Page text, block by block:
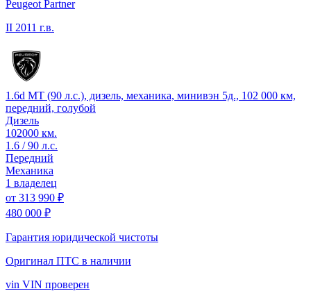
Peugeot Partner
II 2011 г.в.
1.6d MT (90 л.с.), дизель, механика, минивэн 5д., 102 000 км,
передний, голубой
Дизель
102000 км.
1.6 / 90 л.с.
Передний
Механика
1 владелец
от 313 990 ₽
480 000 ₽
Гарантия юридической чистоты
Оригинал ПТС в наличии
vin VIN проверен